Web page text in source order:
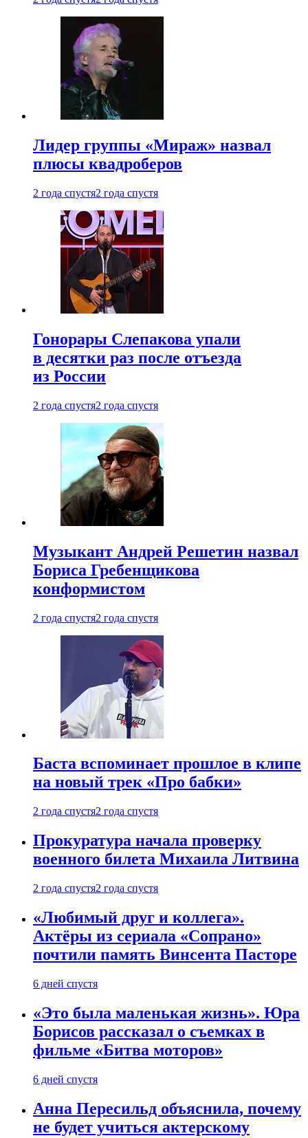
Лидер группы «Мираж» назвал
плюсы квадроберов
2 года спустя2 года спустя
Гонорары Слепакова упали
в десятки раз после отъезда
из России
2 года спустя2 года спустя
Музыкант Андрей Решетин назвал
Бориса Гребенщикова
конформистом
2 года спустя2 года спустя
Баста вспоминает прошлое в клипе
на новый трек «Про бабки»
2 года спустя2 года спустя
Прокуратура начала проверку
военного билета Михаила Литвина
2 года спустя2 года спустя
«Любимый друг и коллега».
Актёры из сериала «Сопрано»
почтили память Винсента Пасторе
6 дней спустя
«Это была маленькая жизнь». Юра
Борисов рассказал о съемках в
фильме «Битва моторов»
6 дней спустя
Анна Пересильд объяснила, почему
не будет учиться актерскому